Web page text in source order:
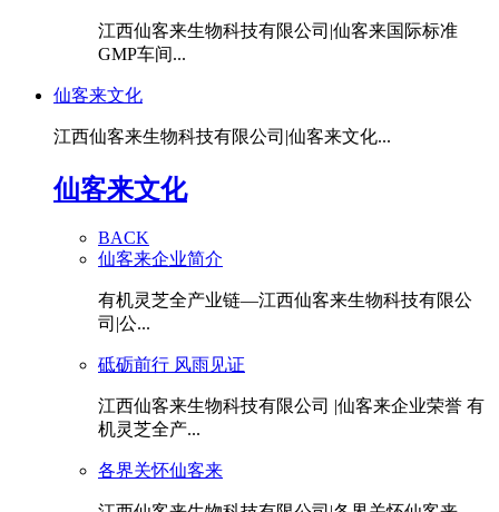
江西仙客来生物科技有限公司|仙客来国际标准
GMP车间...
仙客来文化
江西仙客来生物科技有限公司|仙客来文化...
仙客来文化
BACK
仙客来企业简介
有机灵芝全产业链—江西仙客来生物科技有限公
司|公...
砥砺前行 风雨见证
江西仙客来生物科技有限公司 |仙客来企业荣誉 有
机灵芝全产...
各界关怀仙客来